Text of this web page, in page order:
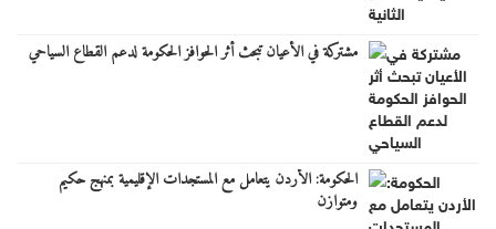
مشتركة في الأعيان تبحث أثر الحوافز الحكومة لدعم القطاع السياحي
الحكومة: الأردن يتعامل مع المستجدات الإقليمية بمنهج حكيم
ومتوازن